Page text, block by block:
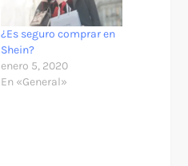
¿Es seguro comprar en
Shein?
enero 5, 2020
En «General»